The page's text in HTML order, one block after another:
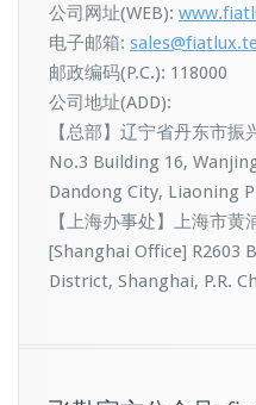
公司网址(WEB):
电子邮箱:
邮政编码(P.C.): 118000
公司地址(ADD):
【总部】辽宁省丹东市振
No.3 Building 16,
Dandong City, Liaoning
【上海办事处】上海市
[Shanghai Office] R2603
District, Shanghai, P.R.